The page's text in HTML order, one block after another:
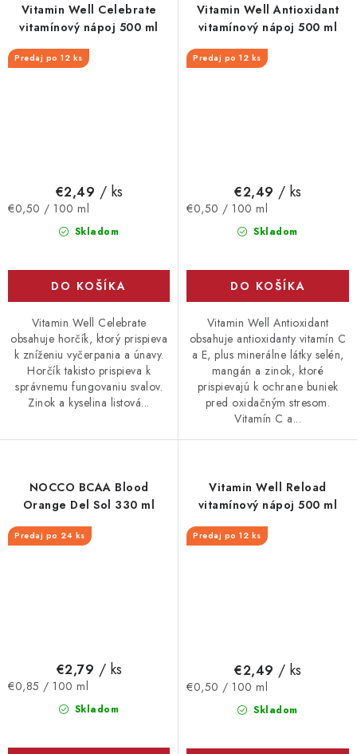
Vitamin Well Celebrate
vitamínový nápoj 500 ml
Predaj po 12 ks
Skladom
€2,49 / ks
Jednotková
€0,50 / 100 ml
DO KOŠÍKA
Vitamin Well Celebrate
obsahuje horčík, ktorý prispieva
k zníženiu vyčerpania a únavy.
Horčík takisto prispieva k
správnemu fungovaniu svalov.
Zinok a kyselina listová...
Vitamin Well Antioxidant
vitamínový nápoj 500 ml
Predaj po 12 ks
Skladom
€2,49 / ks
Jednotková
€0,50 / 100 ml
DO KOŠÍKA
Vitamin Well Antioxidant
obsahuje antioxidanty vitamín C
a E, plus minerálne látky selén,
mangán a zinok, ktoré
prispievajú k ochrane buniek
pred oxidačným stresom.
Vitamín C a...
NOCCO BCAA Blood
Orange Del Sol 330 ml
Predaj po 24 ks
Skladom
€2,79 / ks
Jednotková
€0,85 / 100 ml
Vitamin Well Reload
vitamínový nápoj 500 ml
Predaj po 12 ks
Skladom
€2,49 / ks
Jednotková
€0,50 / 100 ml